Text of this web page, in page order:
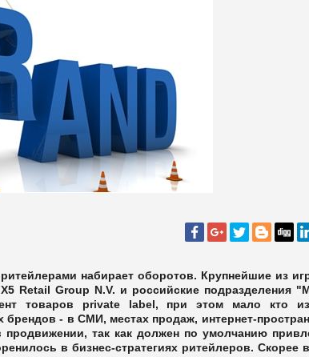
набирает оборотов. Крупнейшие из
Retail Group N.V. и российские подразделения
товаров private label, при этом мало кто
- в СМИ, местах продаж, интернет-
так как должен по умолчанию
в бизнес-стратегиях ритейлеров. Скорее